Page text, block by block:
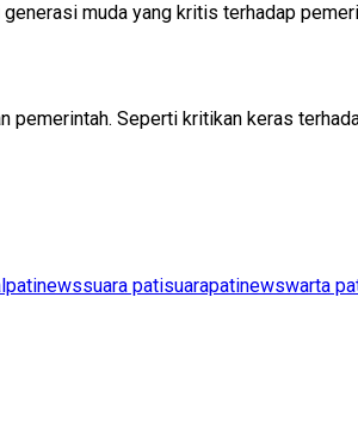
muda yang kritis terhadap
pemerintah. Seperti kritikan keras
suara patisuarapatinewswarta